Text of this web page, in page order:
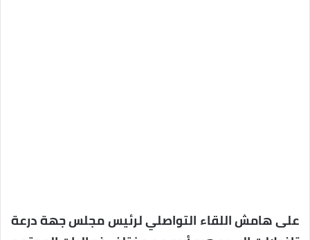
على هامش اللقاء التواصلي لرئيس مجلس جهة درعة